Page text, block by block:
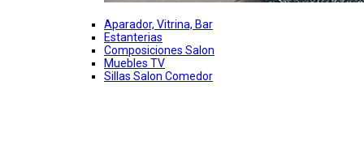
Aparador, Vitrina, Bar
Estanterias
Composiciones Salon
Muebles TV
Sillas Salon Comedor